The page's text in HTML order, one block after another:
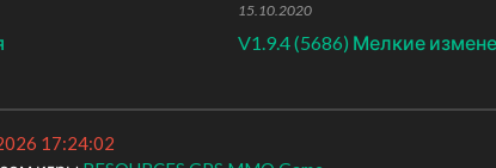
15.10.2020
V1.9.4 (5686) Мелкие
17:24:02